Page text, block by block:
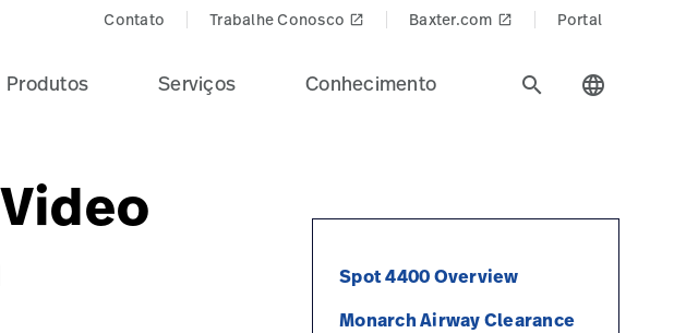
Contato Trabalhe Conosco launch Baxter.com launch Portal
Produtos Serviços Conhecimento search language
Spot 4400 Overview
Monarch Airway Clearance